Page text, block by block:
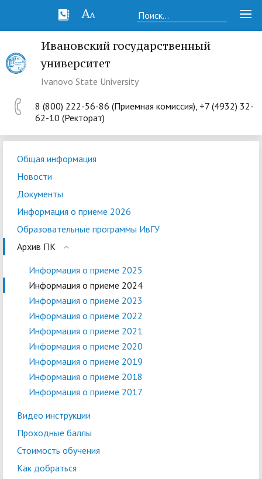
Ивановский государственный
университет
Ivanovo State University
8 (800) 222-56-86 (Приемная комиссия), +7 (4932) 32-
62-10 (Ректорат)
Общая информация
Новости
Документы
Информация о приеме 2026
Образовательные программы ИвГУ
Архив ПК
Информация о приеме 2025
Информация о приеме 2024
Информация о приеме 2023
Информация о приеме 2022
Информация о приеме 2021
Информация о приеме 2020
Информация о приеме 2019
Информация о приеме 2018
Информация о приеме 2017
Видео инструкции
Проходные баллы
Стоимость обучения
Как добраться